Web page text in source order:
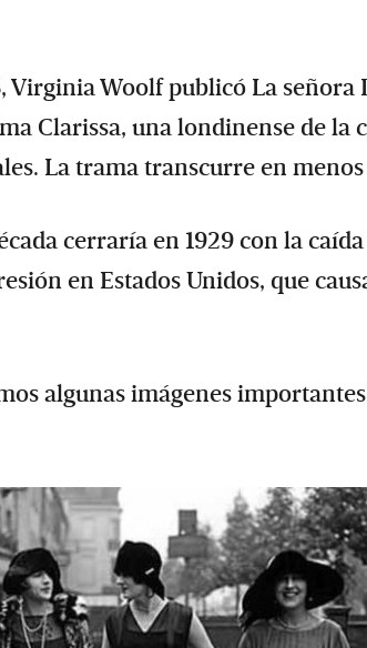
Virginia Woolf publicó La
Clarissa, una londinense de la
La trama transcurre en
cerraría en 1929 con la
en Estados Unidos, que
algunas imágenes